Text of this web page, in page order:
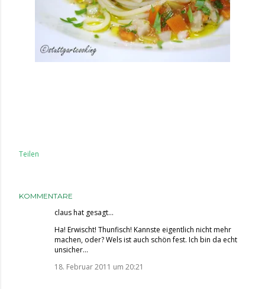
Teilen
KOMMENTARE
claushat gesagt…
Ha! Erwischt! Thunfisch! Kannste eigentlich nicht mehr
machen, oder? Wels ist auch schön fest. Ich bin da echt
unsicher...
18. Februar 2011 um 20:21